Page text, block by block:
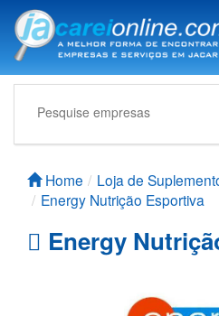
Home
Loja de
Energy Nutrição Esportiva
Energy